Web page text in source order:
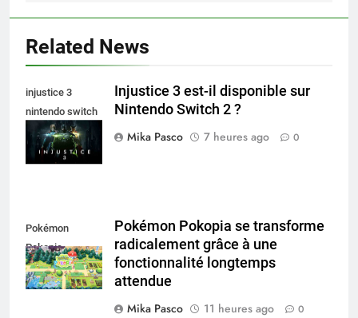
Related News
injustice 3
nintendo switch
Injustice 3 est-il disponible sur
Nintendo Switch 2 ?
Mika Pasco
7 heures ago 0
Pokémon
Pokopia
Pokémon Pokopia se transforme
radicalement grâce à une
fonctionnalité longtemps
attendue
Mika Pasco
11 heures ago 0